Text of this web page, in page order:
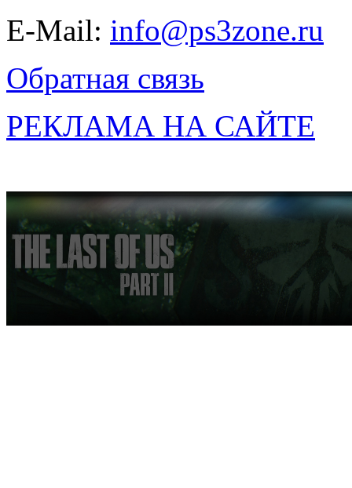
E-Mail: info@ps3zone.ru
Обратная связь
РЕКЛАМА НА САЙТЕ